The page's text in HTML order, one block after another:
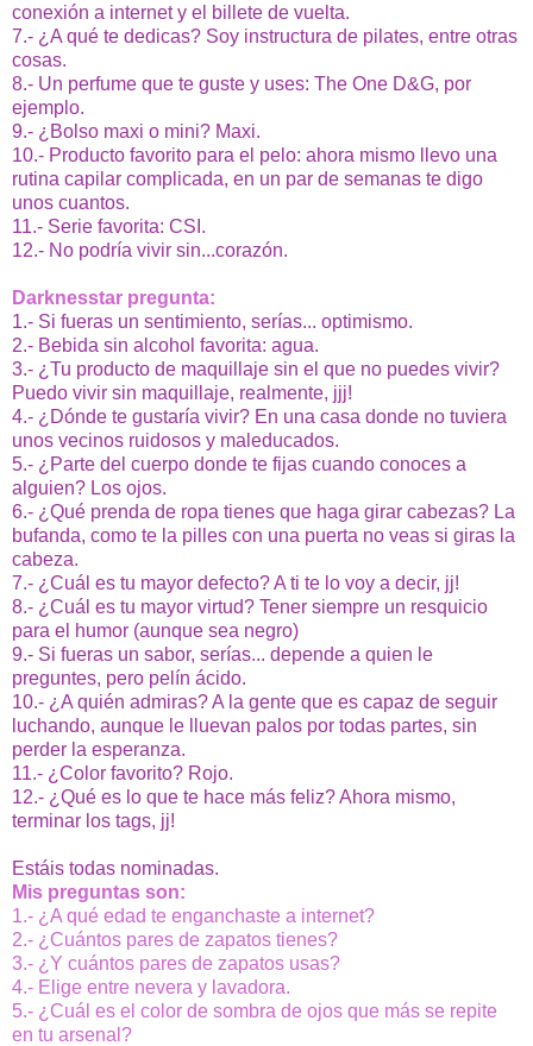
conexión a internet y el billete de vuelta.
7.- ¿A qué te dedicas? Soy instructura de pilates, entre otras
cosas.
8.- Un perfume que te guste y uses: The One D&G, por
ejemplo.
9.- ¿Bolso maxi o mini? Maxi.
10.- Producto favorito para el pelo: ahora mismo llevo una
rutina capilar complicada, en un par de semanas te digo
unos cuantos.
11.- Serie favorita: CSI.
12.- No podría vivir sin...corazón.
Darknesstar pregunta:
1.- Si fueras un sentimiento, serías... optimismo.
2.- Bebida sin alcohol favorita: agua.
3.- ¿Tu producto de maquillaje sin el que no puedes vivir?
Puedo vivir sin maquillaje, realmente, jjj!
4.- ¿Dónde te gustaría vivir? En una casa donde no tuviera
unos vecinos ruidosos y maleducados.
5.- ¿Parte del cuerpo donde te fijas cuando conoces a
alguien? Los ojos.
6.- ¿Qué prenda de ropa tienes que haga girar cabezas? La
bufanda, como te la pilles con una puerta no veas si giras la
cabeza.
7.- ¿Cuál es tu mayor defecto? A ti te lo voy a decir, jj!
8.- ¿Cuál es tu mayor virtud? Tener siempre un resquicio
para el humor (aunque sea negro)
9.- Si fueras un sabor, serías... depende a quien le
preguntes, pero pelín ácido.
10.- ¿A quién admiras? A la gente que es capaz de seguir
luchando, aunque le lluevan palos por todas partes, sin
perder la esperanza.
11.- ¿Color favorito? Rojo.
12.- ¿Qué es lo que te hace más feliz? Ahora mismo,
terminar los tags, jj!
Estáis todas nominadas.
Mis preguntas son:
1.- ¿A qué edad te enganchaste a internet?
2.- ¿Cuántos pares de zapatos tienes?
3.- ¿Y cuántos pares de zapatos usas?
4.- Elige entre nevera y lavadora.
5.- ¿Cuál es el color de sombra de ojos que más se repite
en tu arsenal?